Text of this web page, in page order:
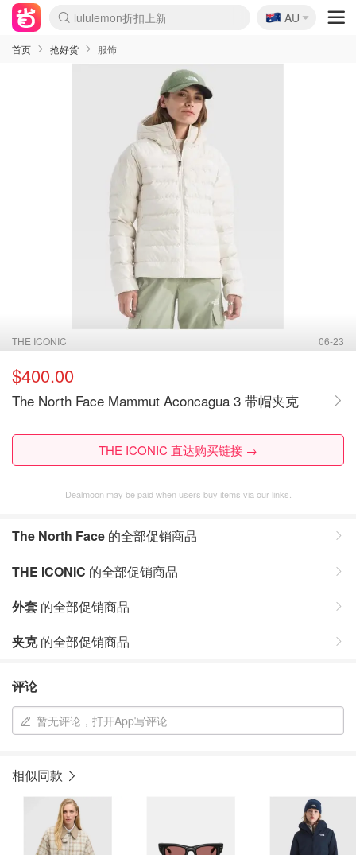
Sasa美妆护肤3.5折
SSENSE年中3折
FreshBeauty好价汇总
Cettire降价+叠9折
Farfetch折上8折
WWS Coles超市实拍
viagogo二手票捡漏
Myer清仓1折起
The Outnet奢牌1折起
David Jones 3折起
Flannels大牌1折
Perfumes Club护肤1折
AMIRO返校季6.2折
Oweek抽奖送Airpods
Amazon折扣汇总
eToro入金$200送$50
Amazon数码好物
ICONIC本周7.5折
ThedoubleF高奢地板价
Moose Knuckles 6折
丝芙兰5折起
EUFY官网3.7折起
Selenichast首饰2折
Trip机票酒店促销
YSL送5件彩妆礼
Amazon家居好物
BIGBANG巡演开票
David Jones时尚3折
Amazon美妆护肤
雅漾大喷$8
过敏原检测盒$33
伊索独家赠50ml沐浴露
科颜氏清仓3折
SEALIFE海洋馆门票6折
丝塔芙大白罐$16
订阅Newsletter送香薰
Cult Beauty 6.8折
Harrods圣诞日历2.3折
LN-CC奢牌私促3折
d'Alba空姐喷雾$16
EVE LOM套装逆天2折
Bernardelli独家4折
Adore Beauty 6折起
CT圣诞日历
Mytheresa奢品2.7折
Luxury Escapes 9折
Currentbody美容仪9折
MOON Garden Live
ALLSAINTS美衣3折
Roborock扫地机3.7折
Tingo Life水杯$24
Valentino官网5折
CR洗发护发6.3折
🇦🇺
AU
首页 抢好货 服饰
THE ICONIC 06-23
$400.00
The North Face Mammut Aconcagua 3 带帽夹克
THE ICONIC 直达购买链接 →
Dealmoon may be paid when users buy items via our links.
The North Face 的全部促销商品
THE ICONIC 的全部促销商品
外套 的全部促销商品
夹克的全部促销商品
评论
暂无评论，打开App写评论
相似同款